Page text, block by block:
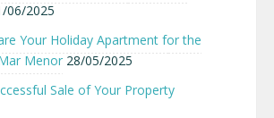
06/2025
Your Holiday Apartment for the
Menor 28/05/2025
Sale of Your Property